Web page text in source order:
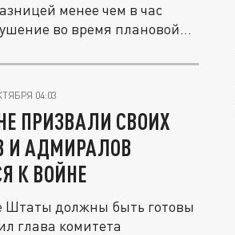
менее чем в час
во время плановой...
04:03
ПРИЗВАЛИ СВОИХ
И АДМИРАЛОВ
К ВОЙНЕ
Штаты должны быть готовы
глава комитета